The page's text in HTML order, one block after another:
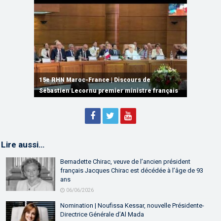
15e RHN Maroc-France | Signature de
plusieurs accords de coopération et de
partenariat
15e RHN Maroc-France | Discours de
Sébastien Lecornu premier ministre français
15e Réunion de Haut Niveau Maroc-France |
Discours de M. Aziz Akhannouch
Lire aussi…
Bernadette Chirac, veuve de l’ancien président
français Jacques Chirac est décédée à l’âge de 93
ans
06/06/2026
Nomination | Noufissa Kessar, nouvelle Présidente-
Directrice Générale d’Al Mada